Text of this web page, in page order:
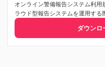
オンライン警備報告システム利
ラウド型報告システムを運用する
ダウンロ